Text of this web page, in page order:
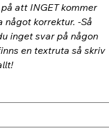
att INGET kommer
något korrektur. -Så
inget svar på någon
en textruta så skriv